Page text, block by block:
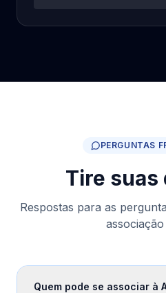
PERGUNTAS
Tire suas
Respostas para as
Quem pode se associar à